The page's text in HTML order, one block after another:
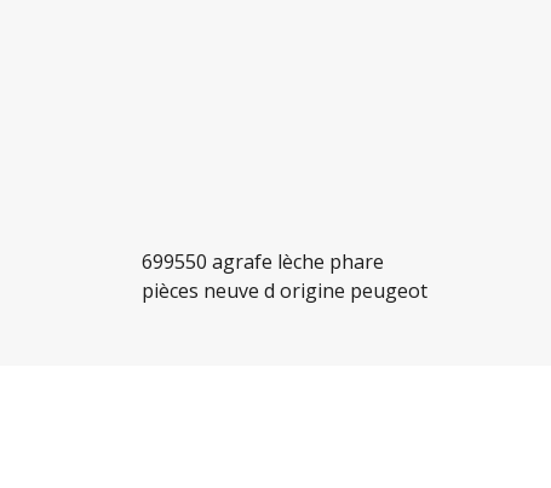
699550 agrafe lèche phare
pièces neuve d origine peugeot